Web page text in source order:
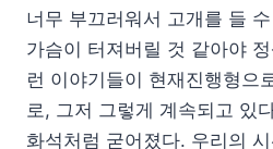
너무 부끄러워서 고개를 들
가슴이 터져버릴 것 같아야
런 이야기들이 현재진행형으
로, 그저 그렇게 계속되고 있
화석처럼 굳어졌다. 우리의